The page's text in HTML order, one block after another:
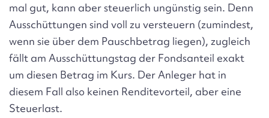
mal gut, kann aber steuerlich ungünstig sein. Denn
Ausschüttungen sind voll zu versteuern (zumindest,
wenn sie über dem Pauschbetrag liegen), zugleich
fällt am Ausschüttungstag der Fondsanteil exakt
um diesen Betrag im Kurs. Der Anleger hat in
diesem Fall also keinen Renditevorteil, aber eine
Steuerlast.